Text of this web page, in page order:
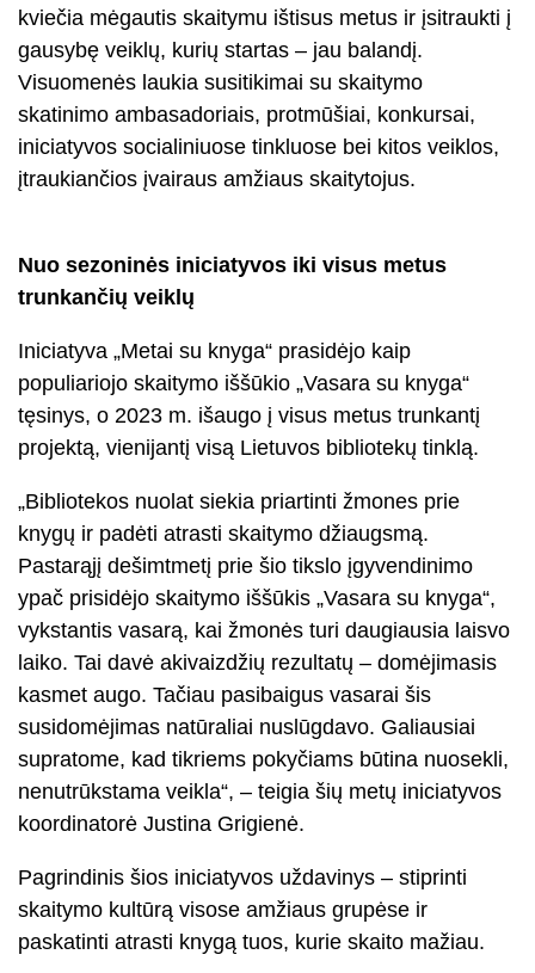
kviečia mėgautis skaitymu ištisus metus ir įsitraukti į
gausybę veiklų, kurių startas – jau balandį.
Visuomenės laukia susitikimai su skaitymo
skatinimo ambasadoriais, protmūšiai, konkursai,
iniciatyvos socialiniuose tinkluose bei kitos veiklos,
įtraukiančios įvairaus amžiaus skaitytojus.
Nuo sezoninės iniciatyvos iki visus metus
trunkančių veiklų
Iniciatyva „Metai su knyga“ prasidėjo kaip
populiariojo skaitymo iššūkio „Vasara su knyga“
tęsinys, o 2023 m. išaugo į visus metus trunkantį
projektą, vienijantį visą Lietuvos bibliotekų tinklą.
„Bibliotekos nuolat siekia priartinti žmones prie
knygų ir padėti atrasti skaitymo džiaugsmą.
Pastarąjį dešimtmetį prie šio tikslo įgyvendinimo
ypač prisidėjo skaitymo iššūkis „Vasara su knyga“,
vykstantis vasarą, kai žmonės turi daugiausia laisvo
laiko. Tai davė akivaizdžių rezultatų – domėjimasis
kasmet augo. Tačiau pasibaigus vasarai šis
susidomėjimas natūraliai nuslūgdavo. Galiausiai
supratome, kad tikriems pokyčiams būtina nuosekli,
nenutrūkstama veikla“, – teigia šių metų iniciatyvos
koordinatorė Justina Grigienė.
Pagrindinis šios iniciatyvos uždavinys – stiprinti
skaitymo kultūrą visose amžiaus grupėse ir
paskatinti atrasti knygą tuos, kurie skaito mažiau.